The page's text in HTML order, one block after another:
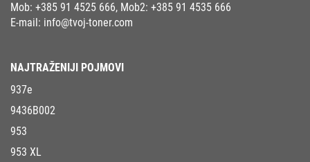
Mob: +385 91 4525 666, Mob2: +385 91 4535 666
E-mail: info@tvoj-toner.com
NAJTRAŽENIJI POJMOVI
937e
9436B002
953
953 XL